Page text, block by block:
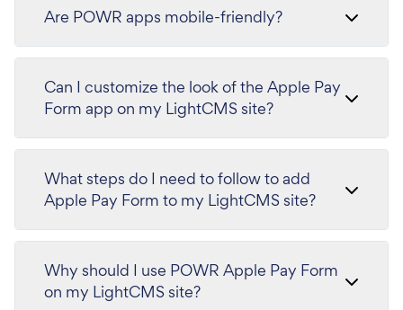
Are POWR apps mobile-friendly?
Can I customize the look of the Apple Pay
Form app on my LightCMS site?
What steps do I need to follow to add
Apple Pay Form to my LightCMS site?
Why should I use POWR Apple Pay Form
on my LightCMS site?